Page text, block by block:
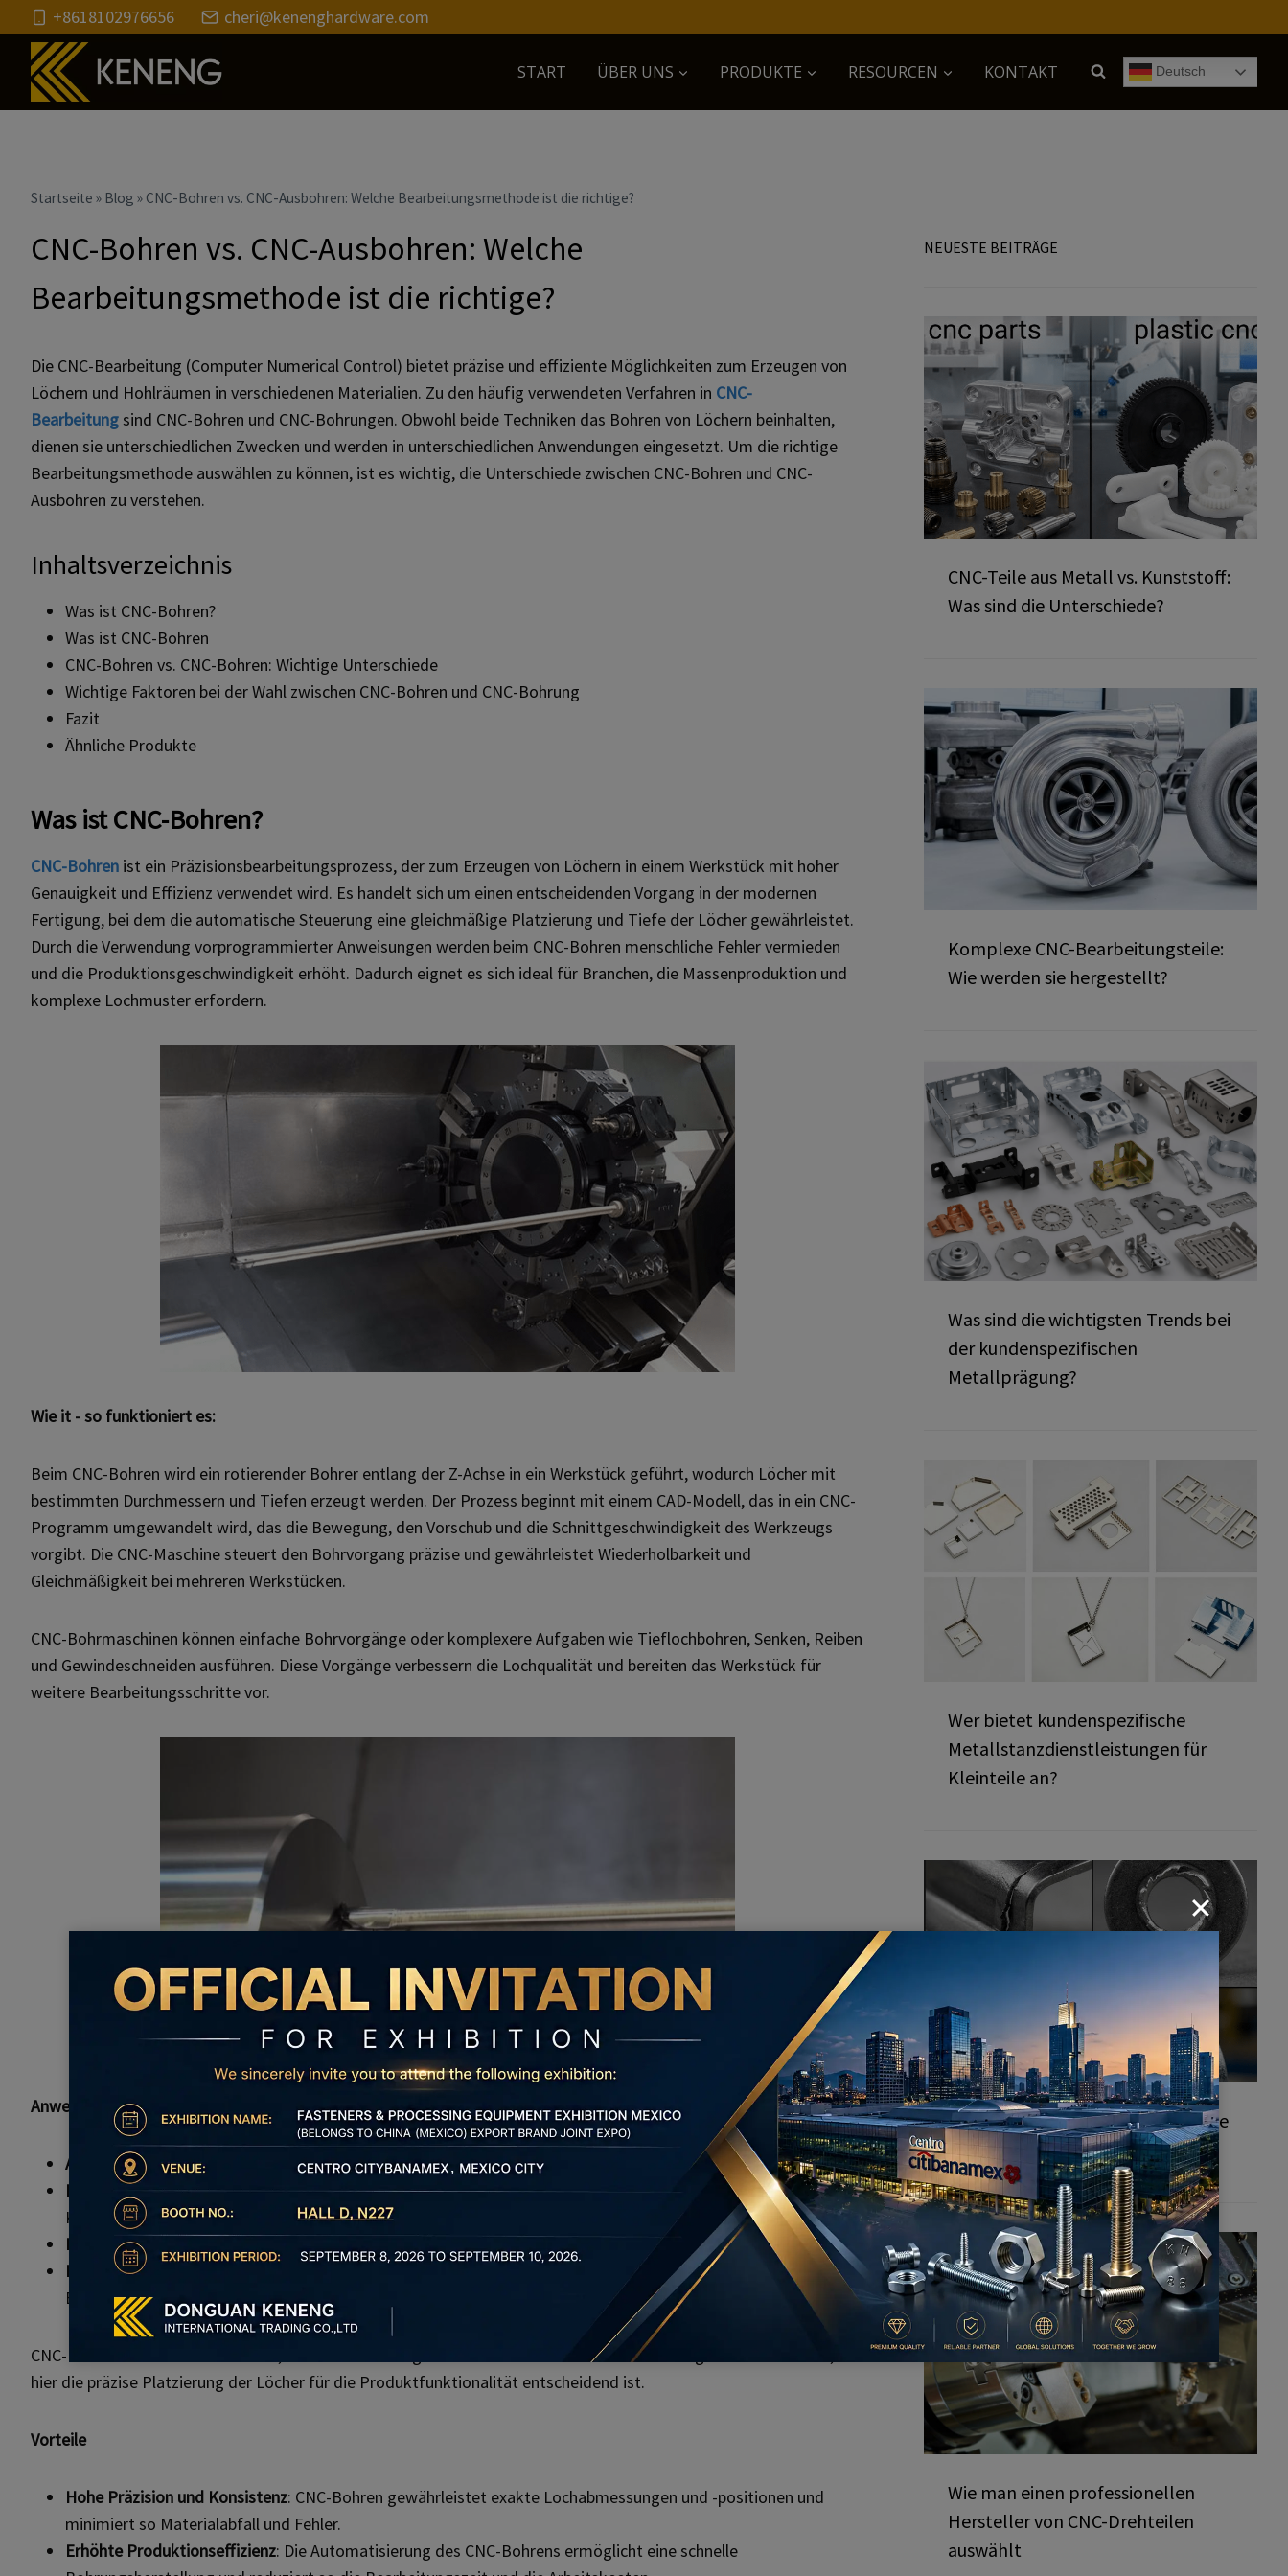
Inhalt
+8618102976656 cheri@kenenghardware.com
START ÜBER UNS PRODUKTE RESOURCEN KONTAKT Deutsch
Startseite » Blog » CNC-Bohren vs. CNC-Ausbohren: Welche Bearbeitungsmethode ist die richtige?
CNC-Bohren vs. CNC-Ausbohren: Welche
Bearbeitungsmethode ist die richtige?
Die CNC-Bearbeitung (Computer Numerical Control) bietet präzise und effiziente Möglichkeiten zum Erzeugen von
Löchern und Hohlräumen in verschiedenen Materialien. Zu den häufig verwendeten Verfahren in CNC-
Bearbeitung sind CNC-Bohren und CNC-Bohrungen. Obwohl beide Techniken das Bohren von Löchern beinhalten,
dienen sie unterschiedlichen Zwecken und werden in unterschiedlichen Anwendungen eingesetzt. Um die richtige
Bearbeitungsmethode auswählen zu können, ist es wichtig, die Unterschiede zwischen CNC-Bohren und CNC-
Ausbohren zu verstehen.
Inhaltsverzeichnis
Was ist CNC-Bohren?
Was ist CNC-Bohren
CNC-Bohren vs. CNC-Bohren: Wichtige Unterschiede
Wichtige Faktoren bei der Wahl zwischen CNC-Bohren und CNC-Bohrung
Fazit
Ähnliche Produkte
Was ist CNC-Bohren?
CNC-Bohren ist ein Präzisionsbearbeitungsprozess, der zum Erzeugen von Löchern in einem Werkstück mit hoher
Genauigkeit und Effizienz verwendet wird. Es handelt sich um einen entscheidenden Vorgang in der modernen
Fertigung, bei dem die automatische Steuerung eine gleichmäßige Platzierung und Tiefe der Löcher gewährleistet.
Durch die Verwendung vorprogrammierter Anweisungen werden beim CNC-Bohren menschliche Fehler vermieden
und die Produktionsgeschwindigkeit erhöht. Dadurch eignet es sich ideal für Branchen, die Massenproduktion und
komplexe Lochmuster erfordern.
Wieit - so funktioniert es:
Beim CNC-Bohren wird ein rotierender Bohrer entlang der Z-Achse in ein Werkstück geführt, wodurch Löcher mit
bestimmten Durchmessern und Tiefen erzeugt werden. Der Prozess beginnt mit einem CAD-Modell, das in ein CNC-
Programm umgewandelt wird, das die Bewegung, den Vorschub und die Schnittgeschwindigkeit des Werkzeugs
vorgibt. Die CNC-Maschine steuert den Bohrvorgang präzise und gewährleistet Wiederholbarkeit und
Gleichmäßigkeit bei mehreren Werkstücken.
CNC-Bohrmaschinen können einfache Bohrvorgänge oder komplexere Aufgaben wie Tieflochbohren, Senken, Reiben
und Gewindeschneiden ausführen. Diese Vorgänge verbessern die Lochqualität und bereiten das Werkstück für
weitere Bearbeitungsschritte vor.
Anwendungen
Automobilindustrie: Erstellen von Löchern für Befestigungselemente, Motorkomponenten und Strukturteile.
Luft-und Raumfahrtindustrie
: Präzisionsbohrungen für Flugzeugplatten, Turbinenkomponenten und
Kraftstoffsysteme.
Elektronik-Industrie
: Bohren von Löchern in Leiterplatten für elektrische Verbindungen.
Industrielle Fertigung
: Herstellung von Kühlkanälen, Befestigungslöchern und Vorbohrungen für die weitere
Bearbeitung.
CNC-Bohren ist auch im Bauwesen, bei der Herstellung medizinischer Geräte und im Werkzeugbau unverzichtbar, da
hier die präzise Platzierung der Löcher für die Produktfunktionalität entscheidend ist.
Vorteile
Hohe Präzision und Konsistenz: CNC-Bohren gewährleistet exakte Lochabmessungen und -positionen und
minimiert so Materialabfall und Fehler.
Erhöhte Produktionseffizienz: Die Automatisierung des CNC-Bohrens ermöglicht eine schnelle
NEUESTE BEITRÄGE
CNC-Teile aus Metall vs. Kunststoff:
Was sind die Unterschiede?
Komplexe CNC-Bearbeitungsteile:
Wie werden sie hergestellt?
Was sind die wichtigsten Trends bei
der kundenspezifischen
Metallprägung?
Wer bietet kundenspezifische
Metallstanzdienstleistungen für
Kleinteile an?
Häufige Fehler bei Stanzteilen: Wie
man sie vermeidet
Wie man einen professionellen
Hersteller von CNC-Drehteilen
auswählt